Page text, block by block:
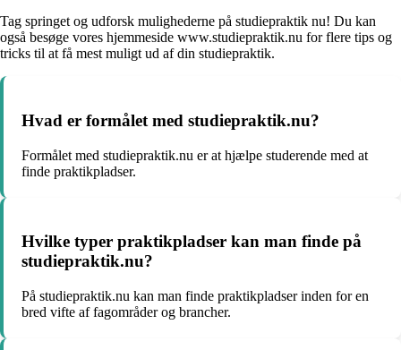
Tag springet og udforsk mulighederne på studiepraktik nu! Du kan
også besøge vores hjemmeside www.studiepraktik.nu for flere tips og
tricks til at få mest muligt ud af din studiepraktik.
Hvad er formålet med studiepraktik.nu?
Formålet med studiepraktik.nu er at hjælpe studerende med at
finde praktikpladser.
Hvilke typer praktikpladser kan man finde på
studiepraktik.nu?
På studiepraktik.nu kan man finde praktikpladser inden for en
bred vifte af fagområder og brancher.